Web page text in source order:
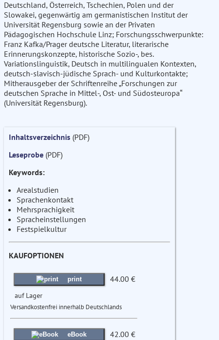
Deutschland, Österreich, Tschechien, Polen und der
Slowakei, gegenwärtig am germanistischen Institut der
Universität Regensburg sowie an der Privaten
Pädagogischen Hochschule Linz; Forschungsschwerpunkte:
Franz Kafka/Prager deutsche Literatur, literarische
Erinnerungskonzepte, historische Sozio-, bes.
Variationslinguistik, Deutsch in multilingualen Kontexten,
deutsch-slavisch-jüdische Sprach- und Kulturkontakte;
Mitherausgeber der Schriftenreihe „Forschungen zur
deutschen Sprache in Mittel-, Ost- und Südosteuropa“
(Universität Regensburg).
Inhaltsverzeichnis (PDF)
Leseprobe (PDF)
Keywords:
Arealstudien
Sprachenkontakt
Mehrsprachigkeit
Spracheinstellungen
Festspielkultur
KAUFOPTIONEN
print 44.00 €
auf Lager
Versandkostenfrei innerhalb Deutschlands
eBook 42.00 €